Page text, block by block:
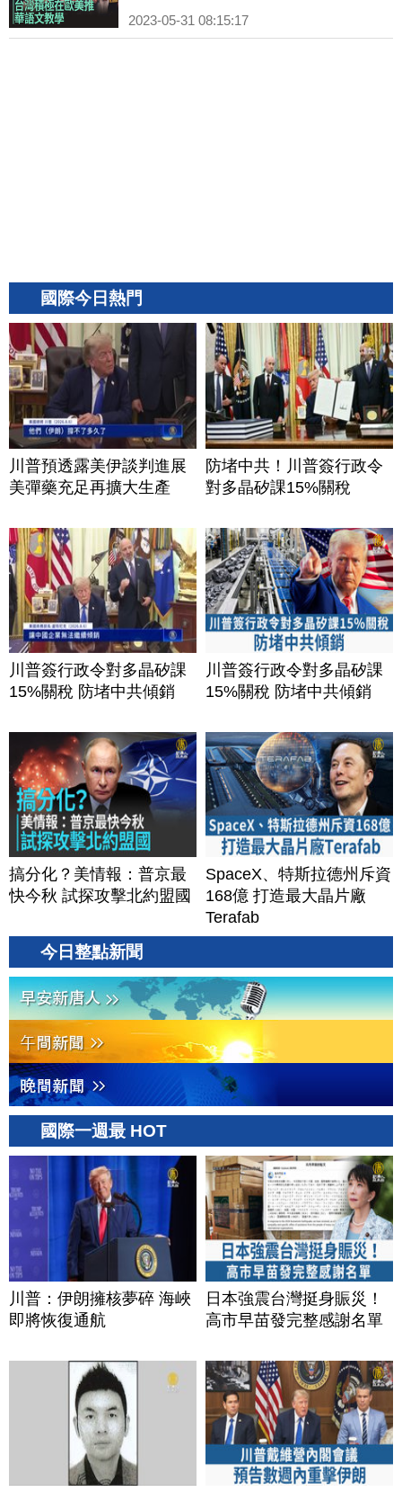
2023-05-31 08:15:17
國際今日熱門
川普預透露美伊談判進展
美彈藥充足再擴大生產
防堵中共！川普簽行政令
對多晶矽課15%關稅
川普簽行政令對多晶矽課
15%關稅 防堵中共傾銷
川普簽行政令對多晶矽課
15%關稅 防堵中共傾銷
搞分化？美情報：普京最
快今秋 試探攻擊北約盟國
SpaceX、特斯拉德州斥資
168億 打造最大晶片廠
Terafab
今日整點新聞
國際一週最 HOT
川普：伊朗擁核夢碎 海峽
即將恢復通航
日本強震台灣挺身賑災！
高市早苗發完整感謝名單